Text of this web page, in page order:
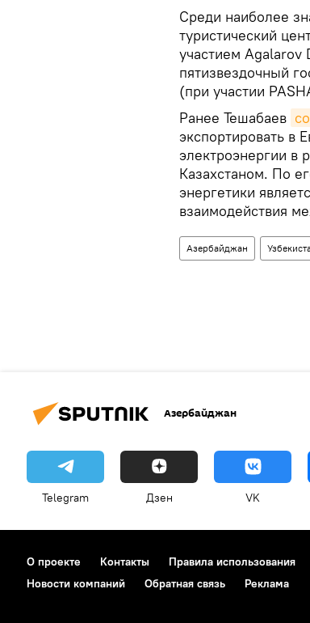
Среди наиболее
туристический
участием
пятизвездочный
(при участии
Ранее Тешабаев
экспортировать в
электроэнергии в
Казахстаном. По
энергетики
взаимодействия
Азербайджан
Азербайджан
Telegram Дзен VK
О проекте Контакты Правила использования
Новости компаний
Обратная связь Реклама